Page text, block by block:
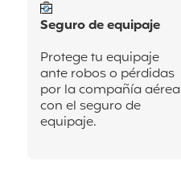
Seguro de equipaje
Protege tu equipaje
ante robos o pérdidas
por la compañía aérea
con el seguro de
equipaje.